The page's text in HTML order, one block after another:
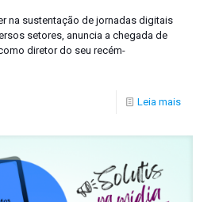
na sustentação de jornadas digitais
setores, anuncia a chegada de
diretor do seu recém-
Leia mais